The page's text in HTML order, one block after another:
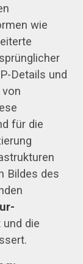
wie
Details und
für die
Bildes des
die